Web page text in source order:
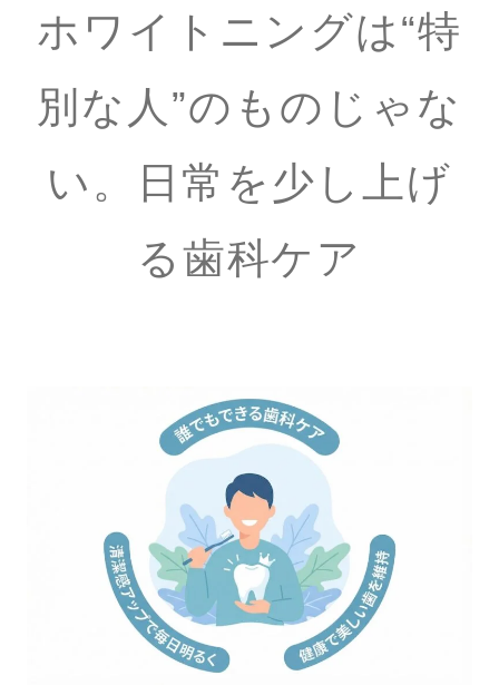
ホワイトニングは“特
別な人”のものじゃな
い。日常を少し上げ
る歯科ケア